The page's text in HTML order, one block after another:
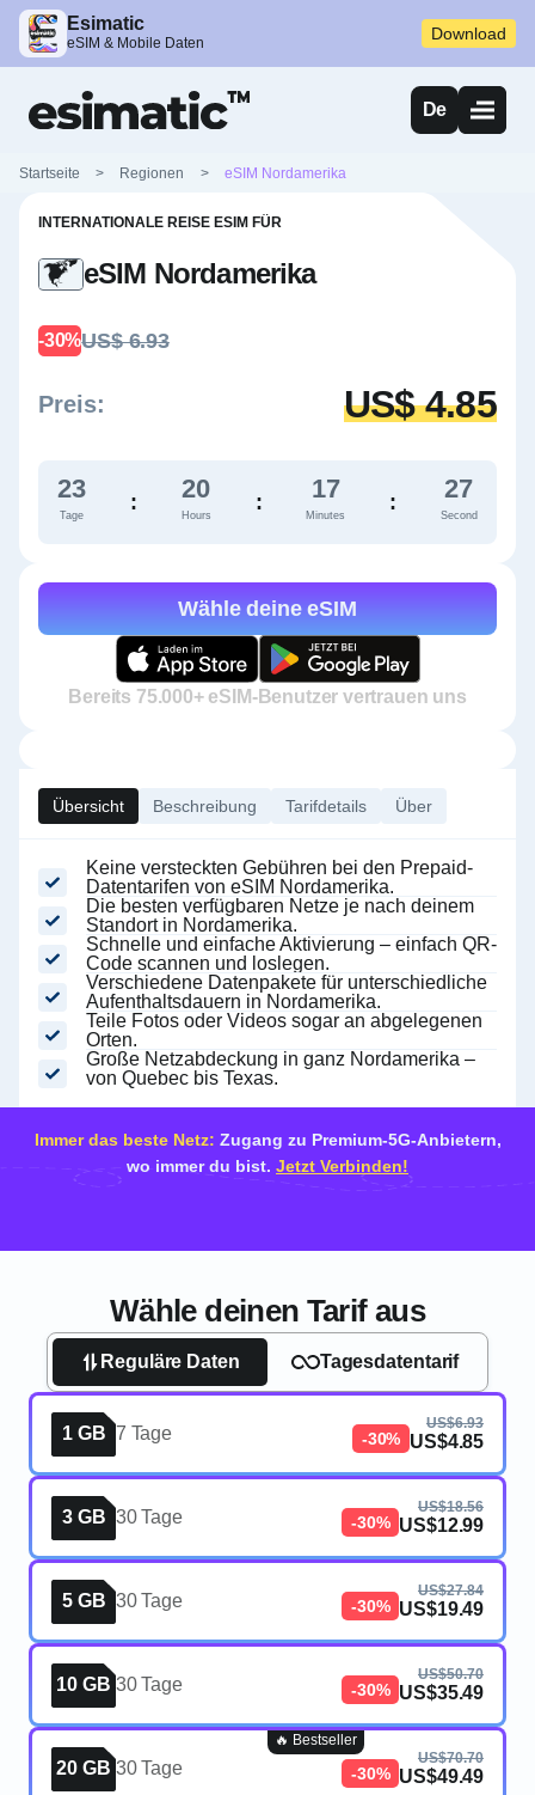
Esimatic
eSIM & Mobile Daten Download
De
Startseite > Regionen > eSIM Nordamerika
INTERNATIONALE REISE ESIM FÜR
eSIM Nordamerika
-30%US$ 6.93
Preis: US$ 4.85
23
Tage
: 20
Hours
: 17
Minutes
: 27
Second
Wähle deine eSIM
Bereits 75.000+ eSIM-Benutzer vertrauen uns
Übersicht Beschreibung Tarifdetails Über
Keine versteckten Gebühren bei den Prepaid-
Datentarifen von eSIM Nordamerika.
Die besten verfügbaren Netze je nach deinem
Standort in Nordamerika.
Schnelle und einfache Aktivierung – einfach QR-
Code scannen und loslegen.
Verschiedene Datenpakete für unterschiedliche
Aufenthaltsdauern in Nordamerika.
Teile Fotos oder Videos sogar an abgelegenen
Orten.
Große Netzabdeckung in ganz Nordamerika –
von Quebec bis Texas.
Immer das beste Netz: Zugang zu Premium-5G-Anbietern,
wo immer du bist. Jetzt Verbinden!
Wähle deinen Tarif aus
Reguläre Daten Tagesdatentarif
1 GB 7 Tage -30%
US$6.93
US$4.85
3 GB 30 Tage -30%
US$18.56
US$12.99
5 GB 30 Tage -30%
US$27.84
US$19.49
10 GB 30 Tage -30%
US$50.70
US$35.49
20 GB 30 Tage -30%
US$70.70
US$49.49
🔥 Bestseller